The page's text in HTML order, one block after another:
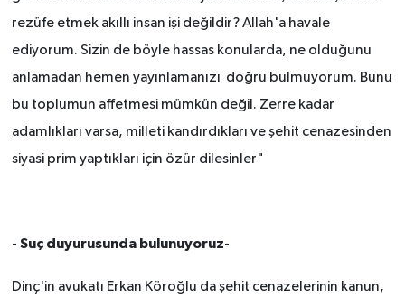
rezüfe etmek akıllı insan işi değildir? Allah'a havale
ediyorum. Sizin de böyle hassas konularda, ne olduğunu
anlamadan hemen yayınlamanızı doğru bulmuyorum. Bunu
bu toplumun affetmesi mümkün değil. Zerre kadar
adamlıkları varsa, milleti kandırdıkları ve şehit cenazesinden
siyasi prim yaptıkları için özür dilesinler"
- Suç duyurusunda bulunuyoruz-
Dinç'in avukatı Erkan Köroğlu da şehit cenazelerinin kanun,